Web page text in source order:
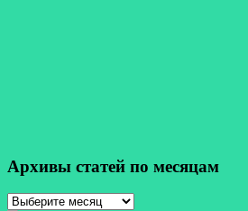
Архивы статей по месяцам
Архивы